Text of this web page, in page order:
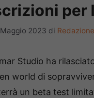
per
2023 di Redazione
Studio ha
world di
un beta test